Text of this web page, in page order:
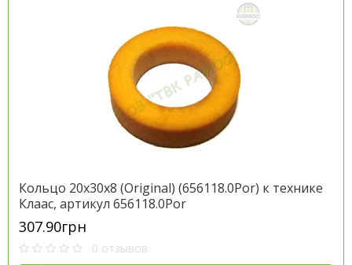
Кольцо 20х30х8 (Original) (656118.0Por) к технике
Клаас, артикул 656118.0Por
307.90грн
0 отзывов